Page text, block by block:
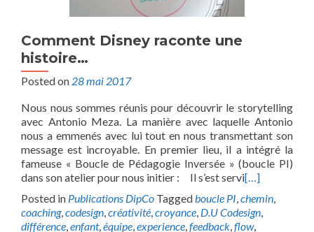
Comment Disney raconte une
histoire…
Posted on 28 mai 2017
Nous nous sommes réunis pour découvrir le storytelling
avec Antonio Meza. La manière avec laquelle Antonio
nous a emmenés avec lui tout en nous transmettant son
message est incroyable. En premier lieu, il a intégré la
fameuse « Boucle de Pédagogie Inversée » (boucle PI)
dans son atelier pour nous initier : Il s’est servi[…]
Posted in Publications DipCo Taggedboucle PI,chemin,
coaching,codesign,créativité,croyance, D.U Codesign,
différence,enfant,équipe,experience,feedback,flow,